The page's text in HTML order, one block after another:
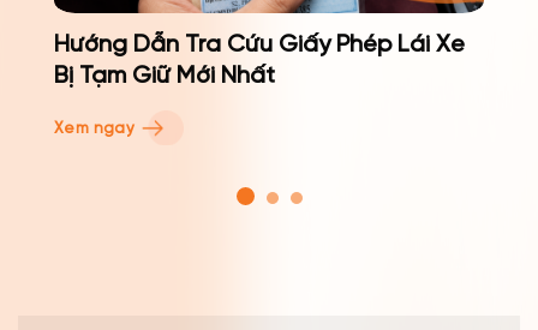
Hướng Dẫn Tra Cứu Giấy Phép Lái Xe
Bị Tạm Giữ Mới Nhất
Xem ngay